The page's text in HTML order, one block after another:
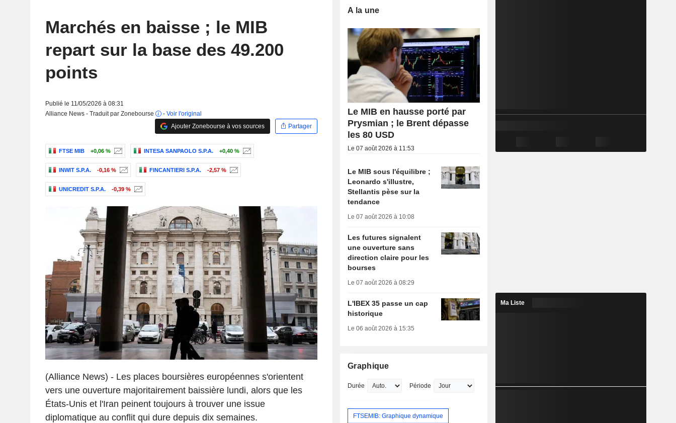
Marchés en baisse ; le MIB
repart sur la base des 49.200
points
Publié le 11/05/2026 à 08:31
Alliance News - Traduit par Zonebourse
- Voir l'original
Ajouter Zonebourse à vos sources
Partager
FTSE MIB +0,06 % INTESA SANPAOLO S.P.A. +0,40 %
INWIT S.P.A. -0,16 % FINCANTIERI S.P.A. -2,57 %
UNICREDIT S.P.A. -0,39 %
(Alliance News) - Les places boursières européennes s'orientent
vers une ouverture majoritairement baissière lundi, alors que les
États-Unis et l'Iran peinent toujours à trouver une issue
diplomatique au conflit qui dure depuis dix semaines.
A la une
Le MIB en hausse porté par
Prysmian ; le Brent dépasse
les 80 USD
Le 07 août 2026 à 11:53
Le MIB sous l'équilibre ;
Leonardo s'illustre,
Stellantis pèse sur la
tendance
Le 07 août 2026 à 10:08
Les futures signalent
une ouverture sans
direction claire pour les
bourses
Le 07 août 2026 à 08:29
L'IBEX 35 passe un cap
historique
Le 06 août 2026 à 15:35
Graphique
Durée Période
FTSEMIB: Graphique dynamique
Ma Liste